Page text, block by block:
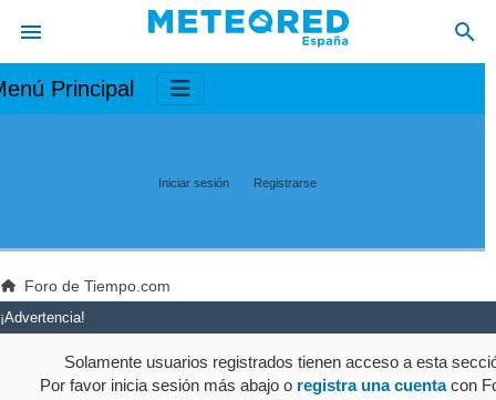
Principal
Iniciar sesión Registrarse
Foro de Tiempo.com
¡Advertencia!
Solamente usuarios registrados tienen acceso a esta
Por favor inicia sesión más abajo o registra una cuentacon